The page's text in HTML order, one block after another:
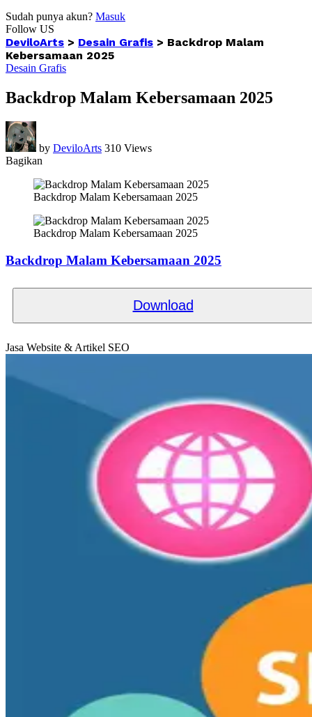
Sudah punya akun? Masuk
Follow US
DeviloArts > Desain Grafis > Backdrop Malam
Kebersamaan 2025
Desain Grafis
Backdrop Malam Kebersamaan 2025
by DeviloArts 310 Views
Bagikan
Backdrop Malam Kebersamaan 2025
Backdrop Malam Kebersamaan 2025
Backdrop Malam Kebersamaan 2025
Download
Jasa Website & Artikel SEO